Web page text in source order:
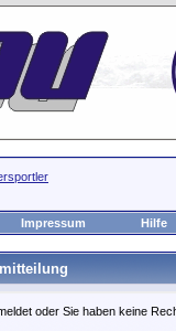
Impressum Hilfe
oder Sie haben keine